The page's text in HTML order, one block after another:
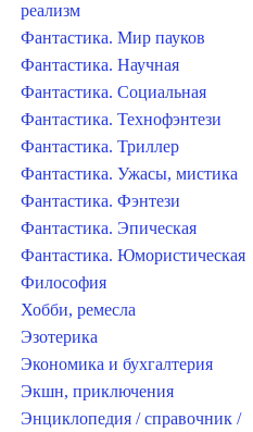
реализм
Фантастика. Мир пауков
Фантастика. Научная
Фантастика. Социальная
Фантастика. Технофэнтези
Фантастика. Триллер
Фантастика. Ужасы, мистика
Фантастика. Фэнтези
Фантастика. Эпическая
Фантастика. Юмористическая
Философия
Хобби, ремесла
Эзотерика
Экономика и бухгалтерия
Экшн, приключения
Энциклопедия / справочник /